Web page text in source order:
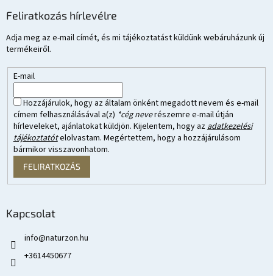
Feliratkozás hírlevélre
Adja meg az e-mail címét, és mi tájékoztatást küldünk webáruházunk új
termékeiről.
E-mail
Hozzájárulok, hogy az általam önként megadott nevem és e-mail
címem felhasználásával a(z) *cég neverészemre e-mail útján
hírleveleket, ajánlatokat küldjön. Kijelentem, hogy az adatkezelési
tájékoztatótelolvastam. Megértettem, hogy a hozzájárulásom
bármikor visszavonhatom.
FELIRATKOZÁS
Kapcsolat
info@naturzon.hu
+3614450677